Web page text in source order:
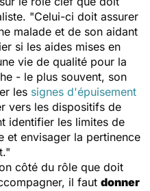
"Celui-ci doit assurer
malade et de son aidant
si les aides mises en
vie de qualité pour la
- le plus souvent, son
les signes d'épuisement
vers les dispositifs de
identifier les limites de
et envisager la pertinence
côté du rôle que doit
il faut donner